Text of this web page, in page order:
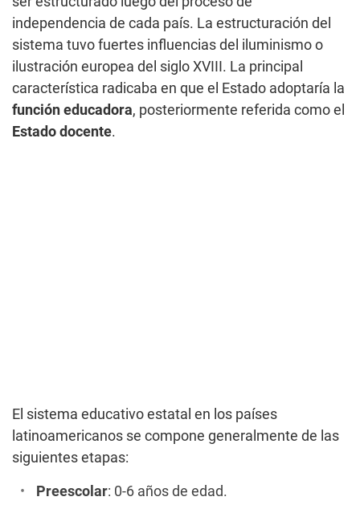
independencia de cada país. La estructuración del
sistema tuvo fuertes influencias del iluminismo o
ilustración europea del siglo XVIII. La principal
característica radicaba en que el Estado adoptaría la
función educadora, posteriormente referida como el
Estado docente.
El sistema educativo estatal en los países
latinoamericanos se compone generalmente de las
siguientes etapas:
Preescolar: 0-6 años de edad.